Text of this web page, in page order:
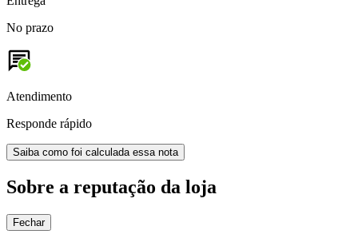
No prazo
Atendimento
Responde rápido
Saiba como foi calculada essa nota
Sobre a reputação da loja
Fechar